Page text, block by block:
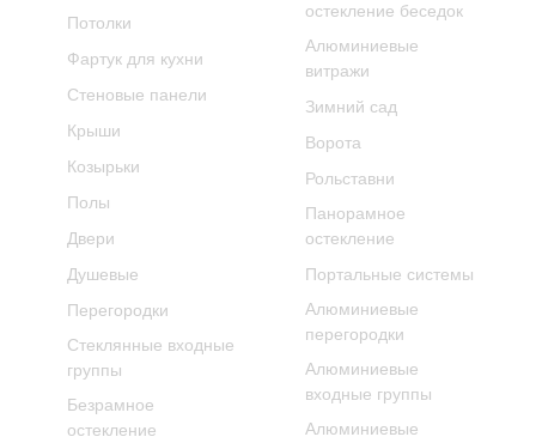
Потолки
Фартук для кухни
Стеновые панели
Крыши
Козырьки
Полы
Двери
Душевые
Перегородки
Стеклянные входные
группы
Безрамное
остекление
остекление беседок
Алюминиевые
витражи
Зимний сад
Ворота
Рольставни
Панорамное
остекление
Портальные системы
Алюминиевые
перегородки
Алюминиевые
входные группы
Алюминиевые